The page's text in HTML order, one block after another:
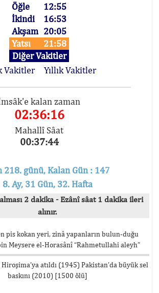
Öğle
12:55
İkindi
16:53
Akşam 20:05
Yatsı
21:58
Diğer Vakitler
Vakitler
Yıllık Vakitler
kalan zaman
02:36:16
Mahallî Sâat
00:37:44
218. günü, Kalan Gün : 147
8. Ay, 31 Gün, 32. Hafta
2 dakika - Ezânî sâat 1 dakika ileri
alınır.
pis kokan yeri, zinâ yapanların bulun-duğu
Meysere el-Horasânî “Rahmetullahi aleyh”
atıldı (1945) Pakistan’da büyük sel
baskını (2010) [1500 ölü]